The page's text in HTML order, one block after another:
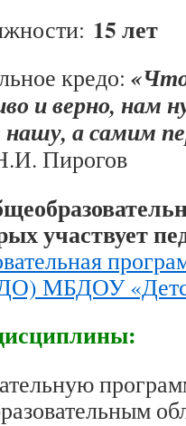
15 лет
кредо:
и верно, нам
нашу, а самим
Пирогов
участвует
МБДОУ